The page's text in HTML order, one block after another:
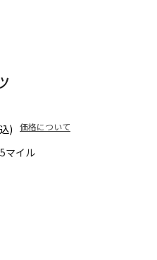
マイル
) 価格について